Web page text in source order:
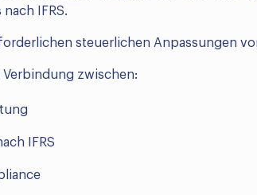
IFRS.
steuerlichen Anpassungen
Verbindung zwischen:
IFRS